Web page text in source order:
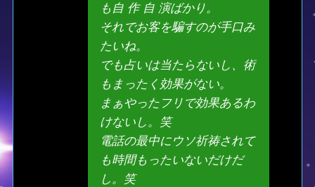
も自 作 自 演ばかり。
それでお客を騙すのが手口み
たいね。
でも占いは当たらないし、術
もまったく効果がない。
まぁやったフリで効果あるわ
けないし。笑
電話の最中にウソ祈祷されて
も時間もったいないだけだ
し。笑